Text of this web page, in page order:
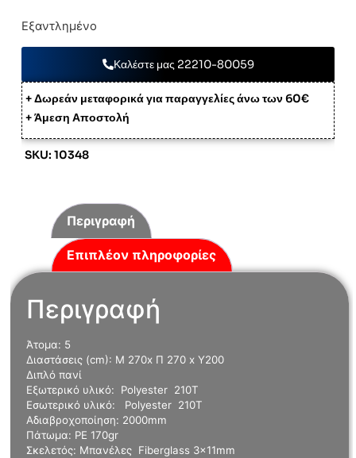
Εξαντλημένο
Καλέστε μας 22210-80059
+ Δωρεάν μεταφορικά για παραγγελίες άνω των 60€
+ Άμεση Αποστολή
SKU: 10348
Περιγραφή
Επιπλέον πληροφορίες
Περιγραφή
Άτομα: 5
Διαστάσεις (cm): Μ 270x Π 270 x Υ200
Διπλό πανί
Εξωτερικό υλικό: Polyester 210T
Εσωτερικό υλικό: Polyester 210T
Αδιαβροχοποίηση: 2000mm
Πάτωμα: PE 170gr
Σκελετός: Μπανέλες Fiberglass 3x11mm